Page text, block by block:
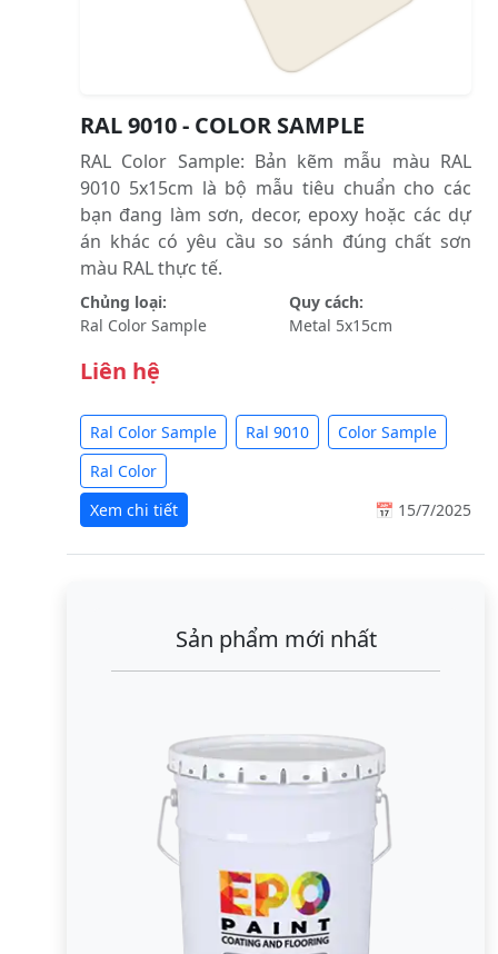
RAL 9010 - COLOR SAMPLE
RAL Color Sample: Bản kẽm mẫu màu RAL
9010 5x15cm là bộ mẫu tiêu chuẩn cho các
bạn đang làm sơn, decor, epoxy hoặc các dự
án khác có yêu cầu so sánh đúng chất sơn
màu RAL thực tế.
Chủng loại:
Ral Color Sample
Quy cách:
Metal 5x15cm
Liên hệ
Ral Color Sample Ral 9010
Color Sample
Ral Color
Xem chi tiết
📅 15/7/2025
Sản phẩm mới nhất